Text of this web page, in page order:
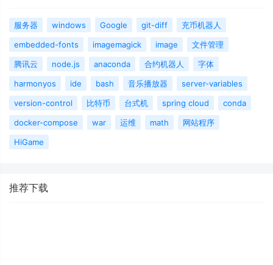
服务器 windows Google git-diff
充币机器人
embedded-fonts
imagemagick image
文件管理
腾讯云
node.js anaconda 合约机器人
字体
harmonyos
ide bash 音乐播放器
server-variables
version-control
比特币 台式机 spring cloud
conda
docker-compose
war 运维 math
网站程序
HiGame
推荐下载